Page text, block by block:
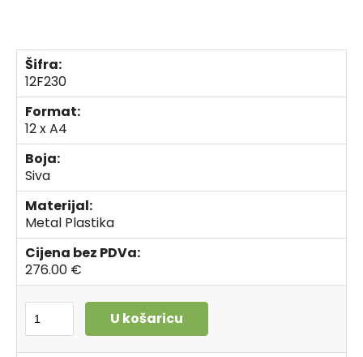
Šifra:
12F230
Format:
12 x A4
Boja:
Siva
Materijal:
Metal Plastika
Cijena bez PDVa:
276.00 €
U košaricu